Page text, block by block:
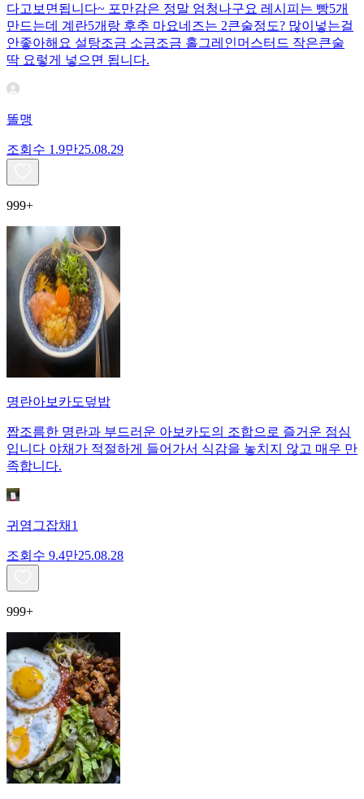
다고보면됩니다~ 포만감은 정말 엄청나구요 레시피는 빵5개
만드는데 계란5개랑 후추 마요네즈는 2큰술정도? 많이넣는걸
안좋아해요 설탕조금 소금조금 홀그레인머스터드 작은큰술
딱 요렇게 넣으면 됩니다.
똘맹
조회수 1.9만25.08.29
999+
명란아보카도덮밥
짭조름한 명란과 부드러운 아보카도의 조합으로 즐거운 점심
입니다 야채가 적절하게 들어가서 식감을 놓치지 않고 매우 만
족합니다.
귀염그잡채1
조회수 9.4만25.08.28
999+